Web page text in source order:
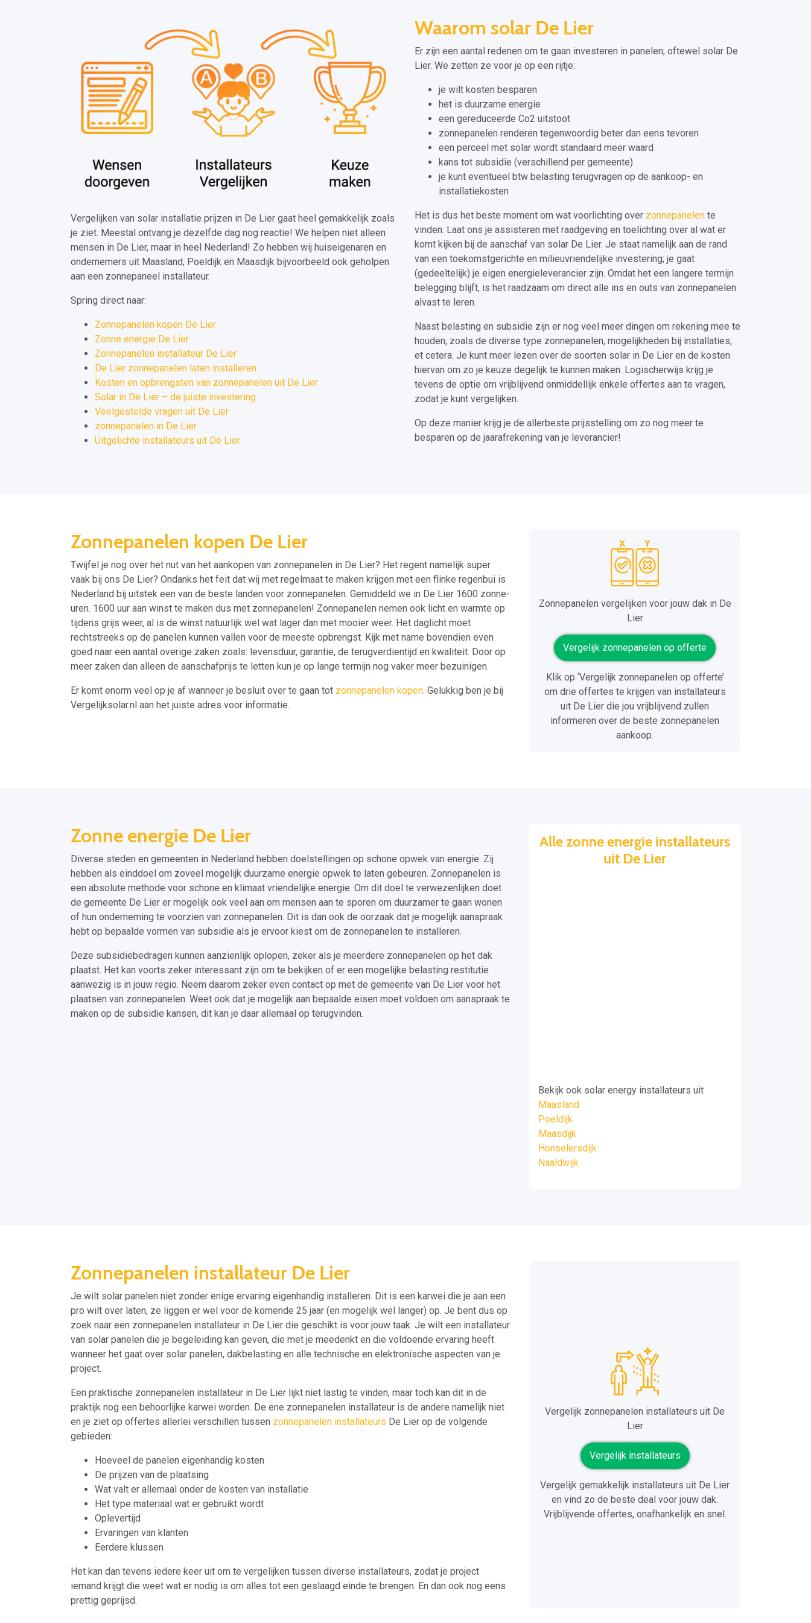
Vergelijken van solar installatie prijzen in De Lier gaat heel gemakkelijk zoals
je ziet. Meestal ontvang je dezelfde dag nog reactie! We helpen niet alleen
mensen in De Lier, maar in heel Nederland! Zo hebben wij huiseigenaren en
ondernemers uit Maasland, Poeldijk en Maasdijk bijvoorbeeld ook geholpen
aan een zonnepaneel installateur.
Spring direct naar:
Zonnepanelen kopen De Lier
Zonne energie De Lier
Zonnepanelen installateur De Lier
De Lier zonnepanelen laten installeren
Kosten en opbrengsten van zonnepanelen uit De Lier
Solar in De Lier – de juiste investering
Veelgestelde vragen uit De Lier
zonnepanelen in De Lier
Uitgelichte installateurs uit De Lier
Waarom solar De Lier
Er zijn een aantal redenen om te gaan investeren in panelen; oftewel solar De
Lier. We zetten ze voor je op een rijtje:
je wilt kosten besparen
het is duurzame energie
een gereduceerde Co2 uitstoot
zonnepanelen renderen tegenwoordig beter dan eens tevoren
een perceel met solar wordt standaard meer waard
kans tot subsidie (verschillend per gemeente)
je kunt eventueel btw belasting terugvragen op de aankoop- en
installatiekosten
Het is dus het beste moment om wat voorlichting over zonnepanelen te
vinden. Laat ons je assisteren met raadgeving en toelichting over al wat er
komt kijken bij de aanschaf van solar De Lier. Je staat namelijk aan de rand
van een toekomstgerichte en milieuvriendelijke investering; je gaat
(gedeeltelijk) je eigen energieleverancier zijn. Omdat het een langere termijn
belegging blijft, is het raadzaam om direct alle ins en outs van zonnepanelen
alvast te leren.
Naast belasting en subsidie zijn er nog veel meer dingen om rekening mee te
houden, zoals de diverse type zonnepanelen, mogelijkheden bij installaties,
et cetera. Je kunt meer lezen over de soorten solar in De Lier en de kosten
hiervan om zo je keuze degelijk te kunnen maken. Logischerwijs krijg je
tevens de optie om vrijblijvend onmiddellijk enkele offertes aan te vragen,
zodat je kunt vergelijken.
Op deze manier krijg je de allerbeste prijsstelling om zo nog meer te
besparen op de jaarafrekening van je leverancier!
Zonnepanelen kopen De Lier
Twijfel je nog over het nut van het aankopen van zonnepanelen in De Lier? Het regent namelijk super
vaak bij ons De Lier? Ondanks het feit dat wij met regelmaat te maken krijgen met een flinke regenbui is
Nederland bij uitstek een van de beste landen voor zonnepanelen. Gemiddeld we in De Lier 1600 zonne-
uren. 1600 uur aan winst te maken dus met zonnepanelen! Zonnepanelen nemen ook licht en warmte op
tijdens grijs weer, al is de winst natuurlijk wel wat lager dan met mooier weer. Het daglicht moet
rechtstreeks op de panelen kunnen vallen voor de meeste opbrengst. Kijk met name bovendien even
goed naar een aantal overige zaken zoals: levensduur, garantie, de terugverdientijd en kwaliteit. Door op
meer zaken dan alleen de aanschafprijs te letten kun je op lange termijn nog vaker meer bezuinigen.
Er komt enorm veel op je af wanneer je besluit over te gaan tot zonnepanelen kopen. Gelukkig ben je bij
Vergelijksolar.nl aan het juiste adres voor informatie.
Zonnepanelen vergelijken voor jouw dak in De
Lier
Vergelijk zonnepanelen op offerte
Klik op ‘Vergelijk zonnepanelen op offerte’
om drie offertes te krijgen van installateurs
uit De Lier die jou vrijblijvend zullen
informeren over de beste zonnepanelen
aankoop.
Zonne energie De Lier
Diverse steden en gemeenten in Nederland hebben doelstellingen op schone opwek van energie. Zij
hebben als einddoel om zoveel mogelijk duurzame energie opwek te laten gebeuren. Zonnepanelen is
een absolute methode voor schone en klimaat vriendelijke energie. Om dit doel te verwezenlijken doet
de gemeente De Lier er mogelijk ook veel aan om mensen aan te sporen om duurzamer te gaan wonen
of hun onderneming te voorzien van zonnepanelen. Dit is dan ook de oorzaak dat je mogelijk aanspraak
hebt op bepaalde vormen van subsidie als je ervoor kiest om de zonnepanelen te installeren.
Deze subsidiebedragen kunnen aanzienlijk oplopen, zeker als je meerdere zonnepanelen op het dak
plaatst. Het kan voorts zeker interessant zijn om te bekijken of er een mogelijke belasting restitutie
aanwezig is in jouw regio. Neem daarom zeker even contact op met de gemeente van De Lier voor het
plaatsen van zonnepanelen. Weet ook dat je mogelijk aan bepaalde eisen moet voldoen om aanspraak te
maken op de subsidie kansen, dit kan je daar allemaal op terugvinden.
Alle zonne energie installateurs
uit De Lier
Bekijk ook solar energy installateurs uit
Maasland
Poeldijk
Maasdijk
Honselersdijk
Naaldwijk
Zonnepanelen installateur De Lier
Je wilt solar panelen niet zonder enige ervaring eigenhandig installeren. Dit is een karwei die je aan een
pro wilt over laten, ze liggen er wel voor de komende 25 jaar (en mogelijk wel langer) op. Je bent dus op
zoek naar een zonnepanelen installateur in De Lier die geschikt is voor jouw taak. Je wilt een installateur
van solar panelen die je begeleiding kan geven, die met je meedenkt en die voldoende ervaring heeft
wanneer het gaat over solar panelen, dakbelasting en alle technische en elektronische aspecten van je
project.
Een praktische zonnepanelen installateur in De Lier lijkt niet lastig te vinden, maar toch kan dit in de
praktijk nog een behoorlijke karwei worden. De ene zonnepanelen installateur is de andere namelijk niet
en je ziet op offertes allerlei verschillen tussen zonnepanelen installateurs De Lier op de volgende
gebieden:
Hoeveel de panelen eigenhandig kosten
De prijzen van de plaatsing
Wat valt er allemaal onder de kosten van installatie
Het type materiaal wat er gebruikt wordt
Oplevertijd
Ervaringen van klanten
Eerdere klussen
Het kan dan tevens iedere keer uit om te vergelijken tussen diverse installateurs, zodat je project
iemand krijgt die weet wat er nodig is om alles tot een geslaagd einde te brengen. En dan ook nog eens
prettig geprijsd.
Vergelijk zonnepanelen installateurs uit De
Lier
Vergelijk installateurs
Vergelijk gemakkelijk installateurs uit De Lier
en vind zo de beste deal voor jouw dak.
Vrijblijvende offertes, onafhankelijk en snel.